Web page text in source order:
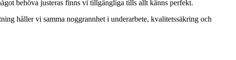
behöva justeras finns vi tillgängliga tills allt känns perfekt.
håller vi samma noggrannhet i underarbete, kvalitetssäkring och